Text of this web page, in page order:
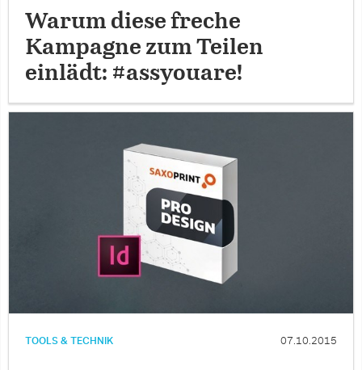
Warum diese freche
Kampagne zum Teilen
einlädt: #assyouare!
TOOLS & TECHNIK 07.10.2015